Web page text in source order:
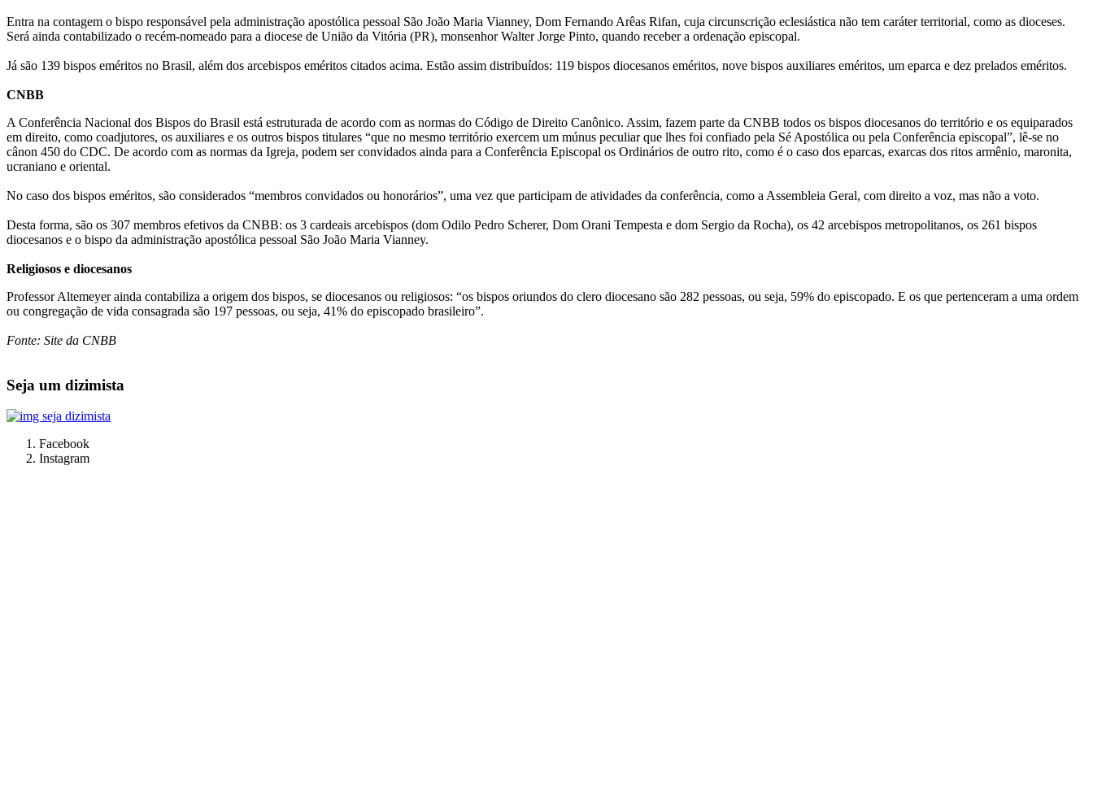
Entra na contagem o bispo responsável pela administração apostólica pessoal São João Maria Vianney, Dom Fernando Arêas Rifan, cuja circunscrição eclesiástica não tem caráter territorial, como as dioceses.
Será ainda contabilizado o recém-nomeado para a diocese de União da Vitória (PR), monsenhor Walter Jorge Pinto, quando receber a ordenação episcopal.
Já são 139 bispos eméritos no Brasil, além dos arcebispos eméritos citados acima. Estão assim distribuídos: 119 bispos diocesanos eméritos, nove bispos auxiliares eméritos, um eparca e dez prelados eméritos.
CNBB
A Conferência Nacional dos Bispos do Brasil está estruturada de acordo com as normas do Código de Direito Canônico. Assim, fazem parte da CNBB todos os bispos diocesanos do território e os equiparados
em direito, como coadjutores, os auxiliares e os outros bispos titulares “que no mesmo território exercem um múnus peculiar que lhes foi confiado pela Sé Apostólica ou pela Conferência episcopal”, lê-se no
cânon 450 do CDC. De acordo com as normas da Igreja, podem ser convidados ainda para a Conferência Episcopal os Ordinários de outro rito, como é o caso dos eparcas, exarcas dos ritos armênio, maronita,
ucraniano e oriental.
No caso dos bispos eméritos, são considerados “membros convidados ou honorários”, uma vez que participam de atividades da conferência, como a Assembleia Geral, com direito a voz, mas não a voto.
Desta forma, são os 307 membros efetivos da CNBB: os 3 cardeais arcebispos (dom Odilo Pedro Scherer, Dom Orani Tempesta e dom Sergio da Rocha), os 42 arcebispos metropolitanos, os 261 bispos
diocesanos e o bispo da administração apostólica pessoal São João Maria Vianney.
Religiosos e diocesanos
Professor Altemeyer ainda contabiliza a origem dos bispos, se diocesanos ou religiosos: “os bispos oriundos do clero diocesano são 282 pessoas, ou seja, 59% do episcopado. E os que pertenceram a uma ordem
ou congregação de vida consagrada são 197 pessoas, ou seja, 41% do episcopado brasileiro”.
Fonte: Site da CNBB
Seja um dizimista
Facebook
Instagram